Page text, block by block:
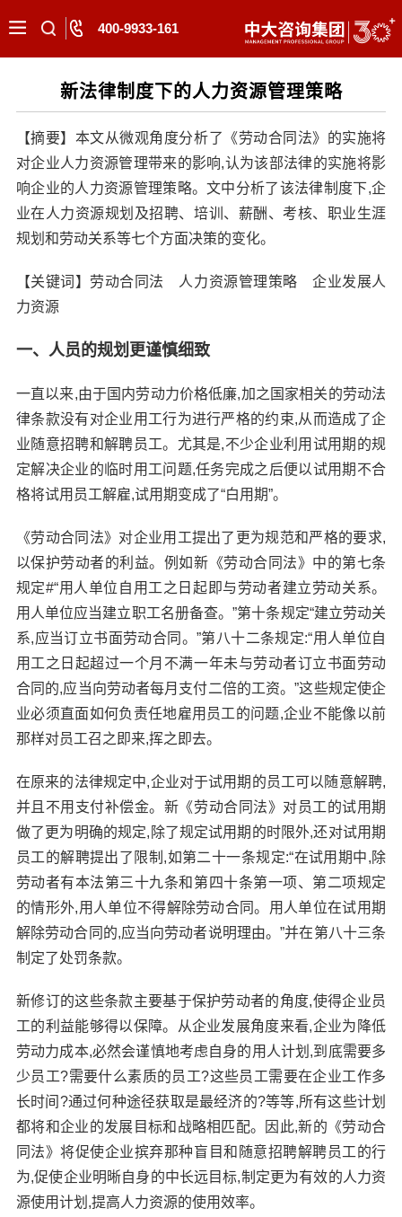
400-9933-161
新法律制度下的人力资源管理策略
【摘要】本文从微观角度分析了《劳动合同法》的实施将
对企业人力资源管理带来的影响,认为该部法律的实施将影
响企业的人力资源管理策略。文中分析了该法律制度下,企
业在人力资源规划及招聘、培训、薪酬、考核、职业生涯
规划和劳动关系等七个方面决策的变化。
【关键词】劳动合同法 人力资源管理策略 企业发展人
力资源
一、人员的规划更谨慎细致
一直以来,由于国内劳动力价格低廉,加之国家相关的劳动法
律条款没有对企业用工行为进行严格的约束,从而造成了企
业随意招聘和解聘员工。尤其是,不少企业利用试用期的规
定解决企业的临时用工问题,任务完成之后便以试用期不合
格将试用员工解雇,试用期变成了“白用期”。
《劳动合同法》对企业用工提出了更为规范和严格的要求,
以保护劳动者的利益。例如新《劳动合同法》中的第七条
规定#“用人单位自用工之日起即与劳动者建立劳动关系。
用人单位应当建立职工名册备查。”第十条规定“建立劳动关
系,应当订立书面劳动合同。”第八十二条规定:“用人单位自
用工之日起超过一个月不满一年未与劳动者订立书面劳动
合同的,应当向劳动者每月支付二倍的工资。”这些规定使企
业必须直面如何负责任地雇用员工的问题,企业不能像以前
那样对员工召之即来,挥之即去。
在原来的法律规定中,企业对于试用期的员工可以随意解聘,
并且不用支付补偿金。新《劳动合同法》对员工的试用期
做了更为明确的规定,除了规定试用期的时限外,还对试用期
员工的解聘提出了限制,如第二十一条规定:“在试用期中,除
劳动者有本法第三十九条和第四十条第一项、第二项规定
的情形外,用人单位不得解除劳动合同。用人单位在试用期
解除劳动合同的,应当向劳动者说明理由。”并在第八十三条
制定了处罚条款。
新修订的这些条款主要基于保护劳动者的角度,使得企业员
工的利益能够得以保障。从企业发展角度来看,企业为降低
劳动力成本,必然会谨慎地考虑自身的用人计划,到底需要多
少员工?需要什么素质的员工?这些员工需要在企业工作多
长时间?通过何种途径获取是最经济的?等等,所有这些计划
都将和企业的发展目标和战略相匹配。因此,新的《劳动合
同法》将促使企业摈弃那种盲目和随意招聘解聘员工的行
为,促使企业明晰自身的中长远目标,制定更为有效的人力资
源使用计划,提高人力资源的使用效率。